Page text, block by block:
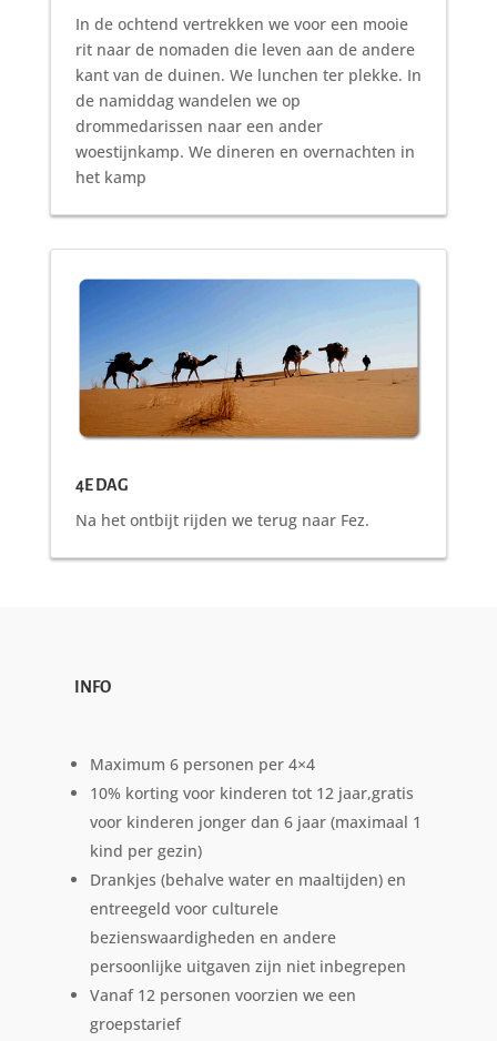
In de ochtend vertrekken we voor een mooie
rit naar de nomaden die leven aan de andere
kant van de duinen. We lunchen ter plekke. In
de namiddag wandelen we op
drommedarissen naar een ander
woestijnkamp. We dineren en overnachten in
het kamp
4E DAG
Na het ontbijt rijden we terug naar Fez.
INFO
Maximum 6 personen per 4×4
10% korting voor kinderen tot 12 jaar,gratis
voor kinderen jonger dan 6 jaar (maximaal 1
kind per gezin)
Drankjes (behalve water en maaltijden) en
entreegeld voor culturele
bezienswaardigheden en andere
persoonlijke uitgaven zijn niet inbegrepen
Vanaf 12 personen voorzien we een
groepstarief